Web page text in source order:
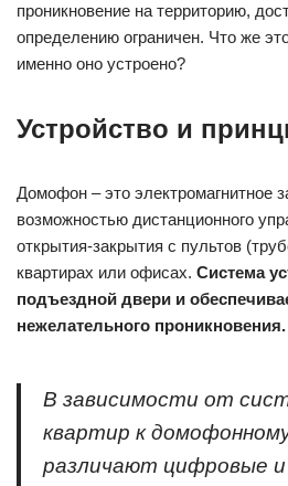
проникновение на территорию,
определению ограничен. Что же
именно оно устроено?
Устройство и
Домофон – это электромагнитное
возможностью дистанционного
открытия-закрытия с пультов
квартирах или офисах. Система
подъездной двери и
нежелательного проникновения.
В зависимости от
квартир к
различают цифровые